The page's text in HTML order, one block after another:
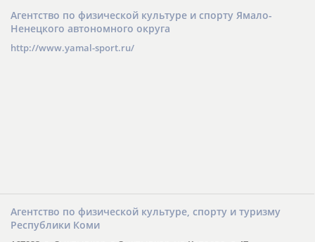
Агентство по физической культуре и спорту Ямало-
Ненецкого автономного округа
http://www.yamal-sport.ru/
Агентство по физической культуре, спорту и туризму
Республики Коми